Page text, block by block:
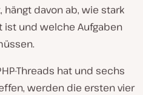
davon ab, wie stark
ist und welche Aufgaben
Threads hat und sechs
werden die ersten vier